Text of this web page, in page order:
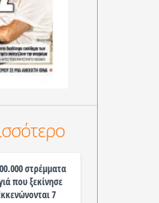
στρέμματα
που ξεκίνησε
7